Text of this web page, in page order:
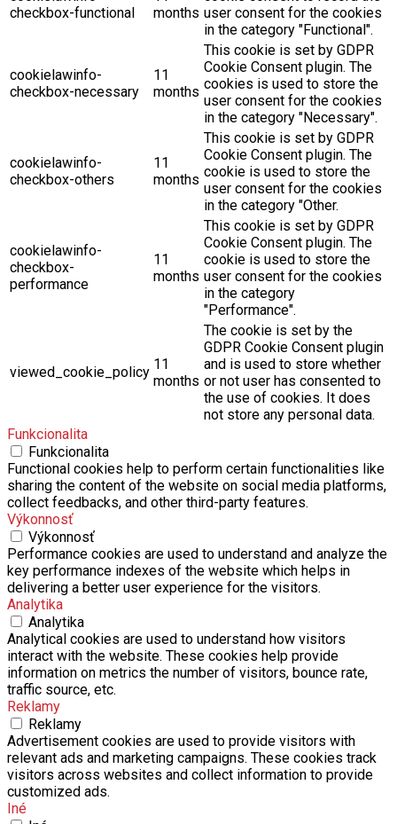
in the category "Functional".
checkbox-necessary
months
This cookie is set by GDPR
Cookie Consent plugin. The
cookies is used to store the
user consent for the cookies
in the category "Necessary".
checkbox-others
months
This cookie is set by GDPR
Cookie Consent plugin. The
cookie is used to store the
user consent for the cookies
in the category "Other.
checkbox-
performance
months
This cookie is set by GDPR
Cookie Consent plugin. The
cookie is used to store the
user consent for the cookies
in the category
"Performance".
months
The cookie is set by the
GDPR Cookie Consent plugin
and is used to store whether
or not user has consented to
the use of cookies. It does
not store any personal data.
Funkcionalita
Functional cookies help to perform certain functionalities like
sharing the content of the website on social media platforms,
collect feedbacks, and other third-party features.
Výkonnosť
Výkonnosť
Performance cookies are used to understand and analyze the
key performance indexes of the website which helps in
delivering a better user experience for the visitors.
Analytika
Analytika
Analytical cookies are used to understand how visitors
interact with the website. These cookies help provide
information on metrics the number of visitors, bounce rate,
traffic source, etc.
Reklamy
Reklamy
Advertisement cookies are used to provide visitors with
relevant ads and marketing campaigns. These cookies track
visitors across websites and collect information to provide
customized ads.
Iné